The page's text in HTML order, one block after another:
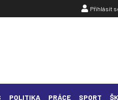
Přihlásit
POLITIKA PRÁCE SPORT